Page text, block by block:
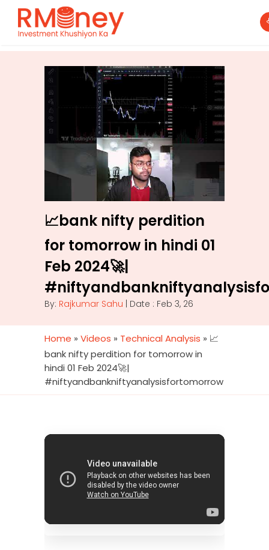
📈bank nifty perdition
for tomorrow in hindi 01
Feb 2024🚀|
By: Rajkumar Sahu | Date : Feb 3, 26
Home » Videos » Technical Analysis » 📈
bank nifty perdition for tomorrow in
hindi 01 Feb 2024🚀|
#niftyandbankniftyanalysisfortomorrow